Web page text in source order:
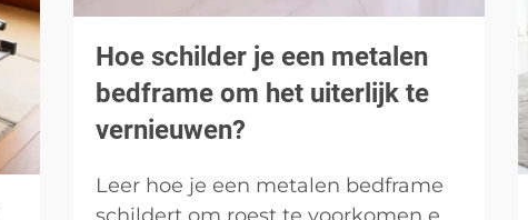
Hoe schilder je een metalen
bedframe om het uiterlijk te
vernieuwen?
Leer hoe je een metalen bedframe